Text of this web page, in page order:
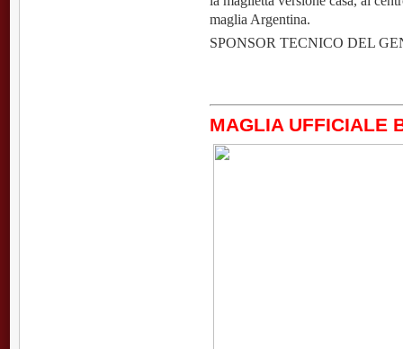
maglia Argentina.
SPONSOR TECNICO DEL
MAGLIA UFFICIALE